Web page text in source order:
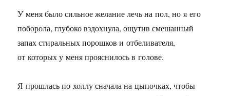
У меня было сильное желание лечь на пол, но я его
поборола, глубоко вздохнула, ощутив смешанный
запах стиральных порошков и отбеливателя,
от которых у меня прояснилось в голове.
Я прошлась по холлу сначала на цыпочках, чтобы